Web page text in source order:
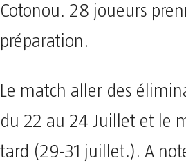
Cotonou. 28 joueurs
préparation.
Le match aller des
du 22 au 24 Juillet et le
tard (29-31 juillet.). A